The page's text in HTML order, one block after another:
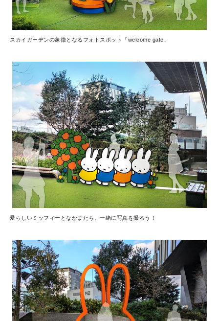
スカイガーデンの象徴となるフォトスポット「welcome gate」
愛らしいミッフィーとなかまたち。一緒に写真を撮ろう！